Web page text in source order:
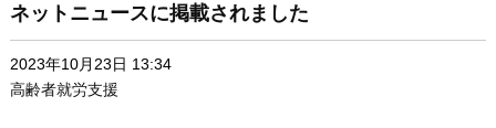
ネットニュースに掲載されました
2023年10月23日 13:34
高齢者就労支援